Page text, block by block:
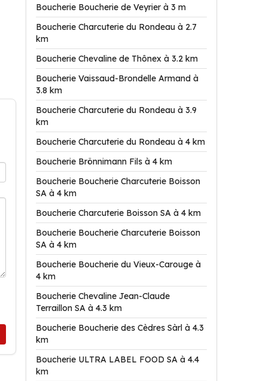
Boucherie Boucherie de Veyrier à 3 m
Boucherie Charcuterie du Rondeau à 2.7
km
Boucherie Chevaline de Thônex à 3.2 km
Boucherie Vaissaud-Brondelle Armand à
3.8 km
Boucherie Charcuterie du Rondeau à 3.9
km
Boucherie Charcuterie du Rondeau à 4 km
Boucherie Brönnimann Fils à 4 km
Boucherie Boucherie Charcuterie Boisson
SA à 4 km
Boucherie Charcuterie Boisson SA à 4 km
Boucherie Boucherie Charcuterie Boisson
SA à 4 km
Boucherie Boucherie du Vieux-Carouge à
4 km
Boucherie Chevaline Jean-Claude
Terraillon SA à 4.3 km
Boucherie Boucherie des Cèdres Sàrl à 4.3
km
Boucherie ULTRA LABEL FOOD SA à 4.4
km